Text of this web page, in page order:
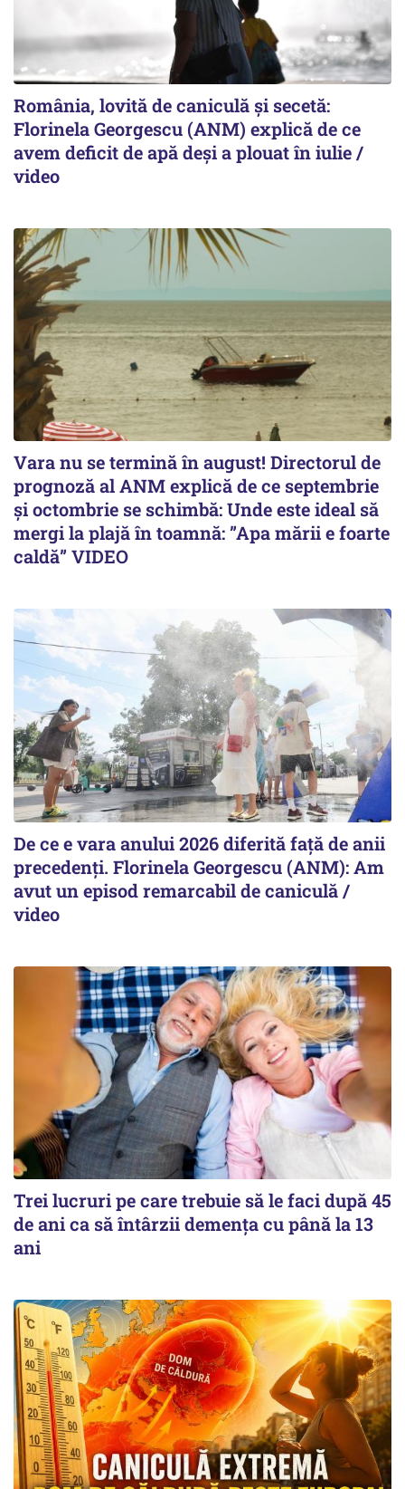
România, lovită de caniculă și secetă:
Florinela Georgescu (ANM) explică de ce
avem deficit de apă deși a plouat în iulie /
video
Vara nu se termină în august! Directorul de
prognoză al ANM explică de ce septembrie
și octombrie se schimbă: Unde este ideal să
mergi la plajă în toamnă: ”Apa mării e foarte
caldă” VIDEO
De ce e vara anului 2026 diferită față de anii
precedenți. Florinela Georgescu (ANM): Am
avut un episod remarcabil de caniculă /
video
Trei lucruri pe care trebuie să le faci după 45
de ani ca să întârzii demența cu până la 13
ani